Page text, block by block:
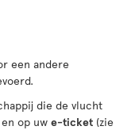
een andere
die de vlucht
en op uw e-ticket (zie